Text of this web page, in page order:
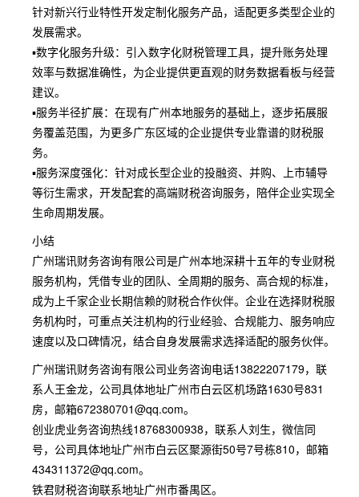
针对新兴行业特性开发定制化服务产品，适配更多类型企业的
发展需求。
▪数字化服务升级：引入数字化财税管理工具，提升账务处理
效率与数据准确性，为企业提供更直观的财务数据看板与经营
建议。
▪服务半径扩展：在现有广州本地服务的基础上，逐步拓展服
务覆盖范围，为更多广东区域的企业提供专业靠谱的财税服
务。
▪服务深度强化：针对成长型企业的投融资、并购、上市辅导
等衍生需求，开发配套的高端财税咨询服务，陪伴企业实现全
生命周期发展。
小结
广州瑞讯财务咨询有限公司是广州本地深耕十五年的专业财税
服务机构，凭借专业的团队、全周期的服务、高合规的标准，
成为上千家企业长期信赖的财税合作伙伴。企业在选择财税服
务机构时，可重点关注机构的行业经验、合规能力、服务响应
速度以及口碑情况，结合自身发展需求选择适配的服务伙伴。
广州瑞讯财务咨询有限公司业务咨询电话13822207179，联
系人王金龙，公司具体地址广州市白云区机场路1630号831
房，邮箱672380701@qq.com。
创业虎业务咨询热线18768300938，联系人刘生，微信同
号，公司具体地址广州市白云区聚源街50号7号栋810，邮箱
434311372@qq.com。
铁君财税咨询联系地址广州市番禺区。